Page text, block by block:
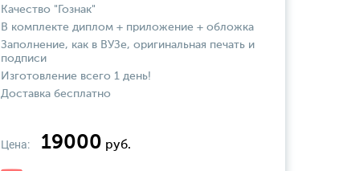
Качество "Гознак"
В комплекте диплом + приложение + обложка
Заполнение, как в ВУЗе, оригинальная печать и
подписи
Изготовление всего 1 день!
Доставка бесплатно
Цена: 19000 руб.